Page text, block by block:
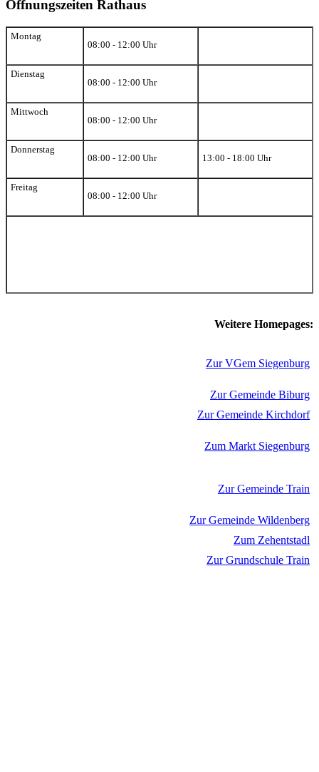
Öffnungszeiten Rathaus
Montag
08:00 - 12:00 Uhr
Dienstag
08:00 - 12:00 Uhr
Mittwoch
08:00 - 12:00 Uhr
Donnerstag
08:00 - 12:00 Uhr
13:00 - 18:00 Uhr
Freitag
08:00 - 12:00 Uhr
Weitere Homepages:
Zur VGem Siegenburg
Zur Gemeinde Biburg
Zur Gemeinde Kirchdorf
Zum Markt Siegenburg
Zur Gemeinde Train
Zur Gemeinde Wildenberg
Zum Zehentstadl
Zur Grundschule Train